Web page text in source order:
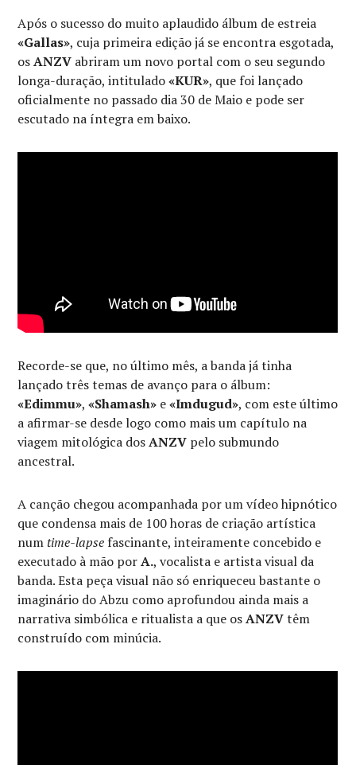
Após o sucesso do muito aplaudido álbum de estreia
«Gallas», cuja primeira edição já se encontra esgotada,
osANZV abriram um novo portal com o seu segundo
longa-duração, intitulado«KUR», que foi lançado
oficialmente no passado dia 30 de Maio e pode ser
escutado na íntegra em baixo.
Recorde-se que, no último mês, a banda já tinha
lançado três temas de avanço para o álbum:
«Edimmu»,«Shamash» e«Imdugud», com este último
a afirmar-se desde logo como mais um capítulo na
viagem mitológica dosANZV pelo submundo
ancestral.
A canção chegou acompanhada por um vídeo hipnótico
que condensa mais de 100 horas de criação artística
numtime-lapse fascinante, inteiramente concebido e
executado à mão porA., vocalista e artista visual da
banda. Esta peça visual não só enriqueceu bastante o
imaginário do Abzu como aprofundou ainda mais a
narrativa simbólica e ritualista a que osANZVtêm
construído com minúcia.